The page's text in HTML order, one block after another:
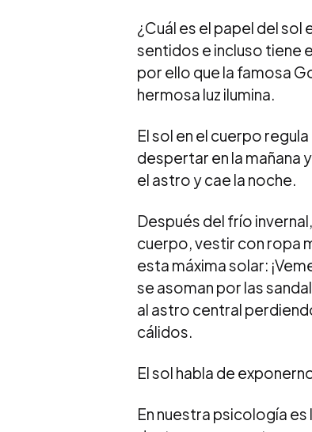
¿Cuál es el papel del
sentidos e incluso tiene
por ello que la famosa
hermosa luz ilumina.
El sol en el cuerpo
despertar en la mañana
el astro y cae la noche.
Después del frío
cuerpo, vestir con ropa
esta máxima solar:
se asoman por las
al astro central
cálidos.
El sol habla de
En nuestra psicología